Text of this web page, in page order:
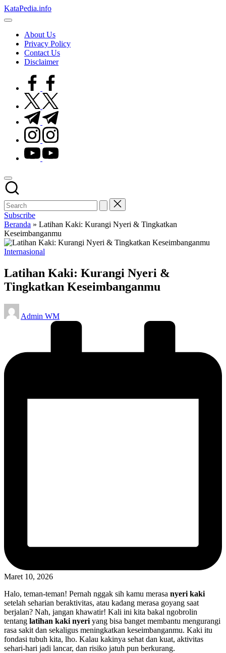
Skip
to
KataPedia.info
Berita
TerbaruAbout Us
Privacy Policy
Contact Us
Disclaimer
facebook.com
twitter.com
t.me
instagram.com
youtube.com
Subscribe
Beranda » Latihan Kaki: Kurangi Nyeri & Tingkatkan
Keseimbanganmu
Posted
Internasional
Latihan Kaki: Kurangi Nyeri &
Tingkatkan Keseimbanganmu
Posted
by
Admin WM
Maret 10, 2026
Halo, teman-teman! Pernah nggak sih kamu merasa nyeri kaki
setelah seharian beraktivitas, atau kadang merasa goyang saat
berjalan? Nah, jangan khawatir! Kali ini kita bakal ngobrolin
tentang latihan kaki nyeri yang bisa banget membantu mengurangi
rasa sakit dan sekaligus meningkatkan keseimbanganmu. Kaki itu
fondasi tubuh kita, lho. Kalau kakinya sehat dan kuat, aktivitas
sehari-hari jadi lancar, dan risiko jatuh pun berkurang.